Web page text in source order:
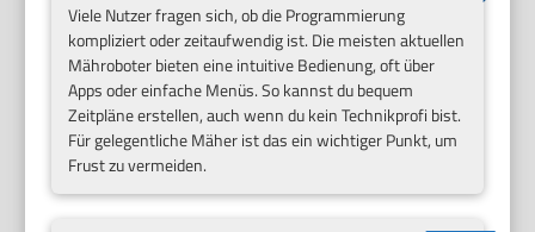
Viele Nutzer fragen sich, ob die Programmierung
kompliziert oder zeitaufwendig ist. Die meisten aktuellen
Mähroboter bieten eine intuitive Bedienung, oft über
Apps oder einfache Menüs. So kannst du bequem
Zeitpläne erstellen, auch wenn du kein Technikprofi bist.
Für gelegentliche Mäher ist das ein wichtiger Punkt, um
Frust zu vermeiden.